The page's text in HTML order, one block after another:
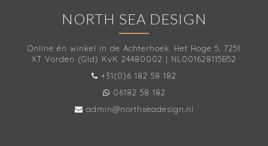
NORTH SEA DESIGN
Online én winkel in de Achterhoek. Het Hoge 5, 7251
XT Vorden (Gld) KvK 24480002 | NL001628115B52
+31(0)6 182 58 182
06182 58 182
admin@northseadesign.nl